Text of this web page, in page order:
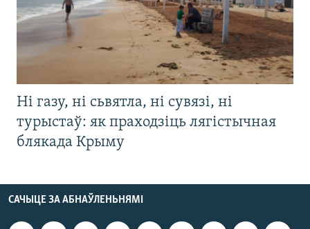
Ні газу, ні сьвятла, ні сувязі, ні
турыстаў: як праходзіць лягістычная
блякада Крыму
САЧЫЦЕ ЗА АБНАЎЛЕНЬНЯМІ